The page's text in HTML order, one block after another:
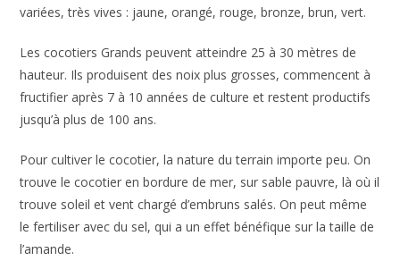
variées, très vives : jaune, orangé, rouge, bronze, brun, vert.
Les cocotiers Grands peuvent atteindre 25 à 30 mètres de
hauteur. Ils produisent des noix plus grosses, commencent à
fructifier après 7 à 10 années de culture et restent productifs
jusqu’à plus de 100 ans.
Pour cultiver le cocotier, la nature du terrain importe peu. On
trouve le cocotier en bordure de mer, sur sable pauvre, là où il
trouve soleil et vent chargé d’embruns salés. On peut même
le fertiliser avec du sel, qui a un effet bénéfique sur la taille de
l’amande.